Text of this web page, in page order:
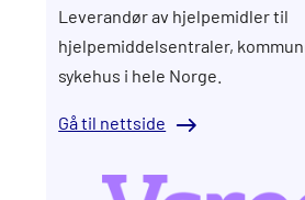
Leverandør av hjelpemidler til
hjelpemiddelsentraler,
sykehus i hele Norge.
Gå til nettside